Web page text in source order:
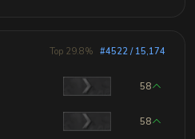
Top 29.8% #4522 / 15,174
58
58